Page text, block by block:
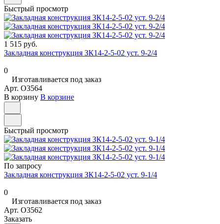
Быстрый просмотр
1 515 руб.
Закладная конструкция ЗК14-2-5-02 уст. 9-2/4
0
Изготавливается под заказ
Арт. O3564
В корзину В корзине
Быстрый просмотр
По запросу
Закладная конструкция ЗК14-2-5-02 уст. 9-1/4
0
Изготавливается под заказ
Арт. O3562
Заказать